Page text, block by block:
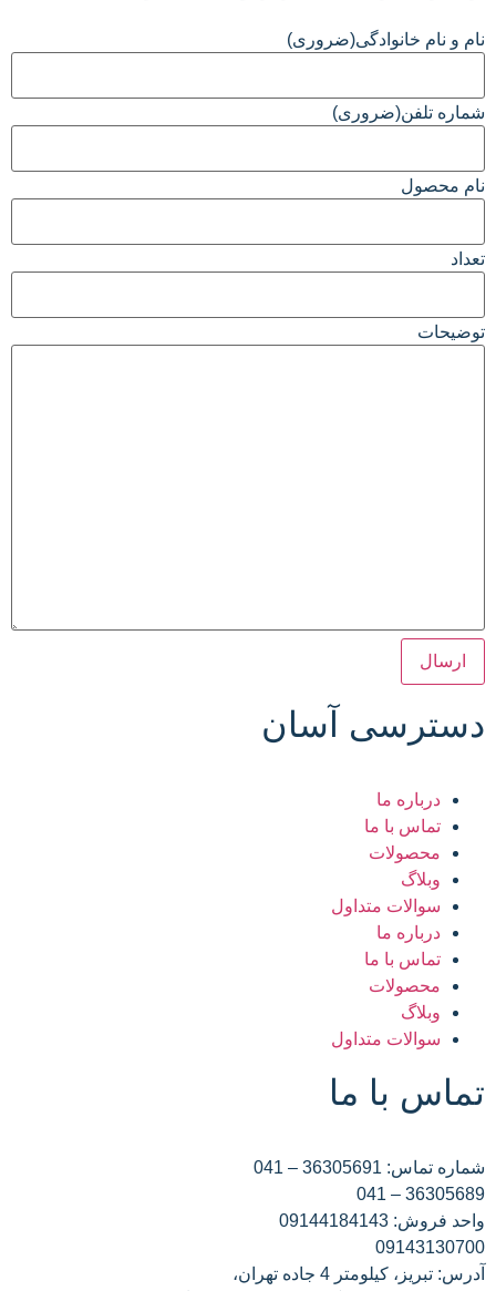
نام و نام خانوادگی(ضروری)
شماره تلفن(ضروری)
نام محصول
تعداد
توضیحات
دسترسی آسان
درباره ما
تماس با ما
محصولات
وبلاگ
سوالات متداول
درباره ما
تماس با ما
محصولات
وبلاگ
سوالات متداول
تماس با ما
شماره تماس: 36305691 – 041
36305689 – 041
واحد فروش: 09144184143
09143130700
آدرس: تبریز، کیلومتر 4 جاده تهران،